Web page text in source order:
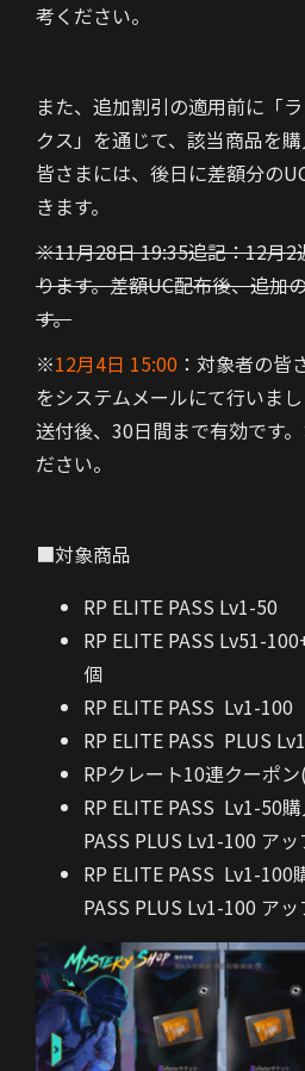
考ください。
また、追加割引の適用前に「
クス」を通じて、該当商品を
皆さまには、後日に差額分の
きます。
※11月28日 19:35追記：12月2
ります。差額UC配布後、追加
す。
※12月4日 15:00 ：対象者の皆
をシステムメールにて行いま
送付後、30日間まで有効です
ださい。
■対象商品
RP ELITE PASS Lv1-50
RP ELITE PASS Lv51-
個
RP ELITE PASS Lv1-100
RP ELITE PASS PLUS
RPクレート10連クーポ
RP ELITE PASS Lv1-50
PASS PLUS Lv1-100 ア
RP ELITE PASS Lv1-100
PASS PLUS Lv1-100 ア